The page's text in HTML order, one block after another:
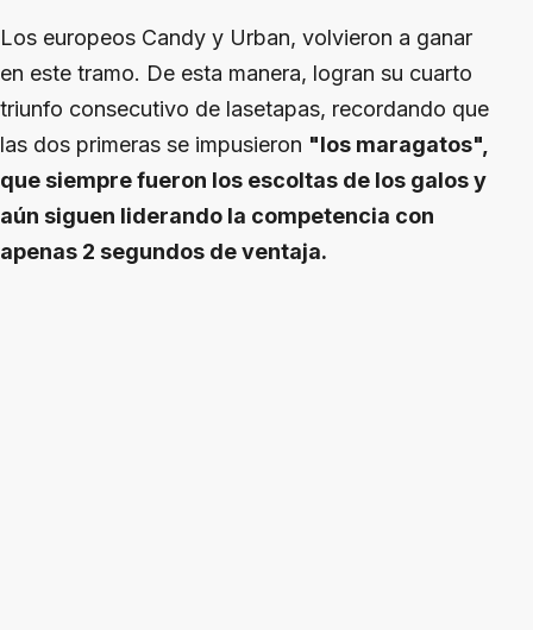
Los europeos Candy y Urban, volvieron a ganar
en este tramo. De esta manera, logran su cuarto
triunfo consecutivo de lasetapas, recordando que
las dos primeras se impusieron "los maragatos",
que siempre fueron los escoltas de los galos y
aún siguen liderando la competencia con
apenas 2 segundos de ventaja.